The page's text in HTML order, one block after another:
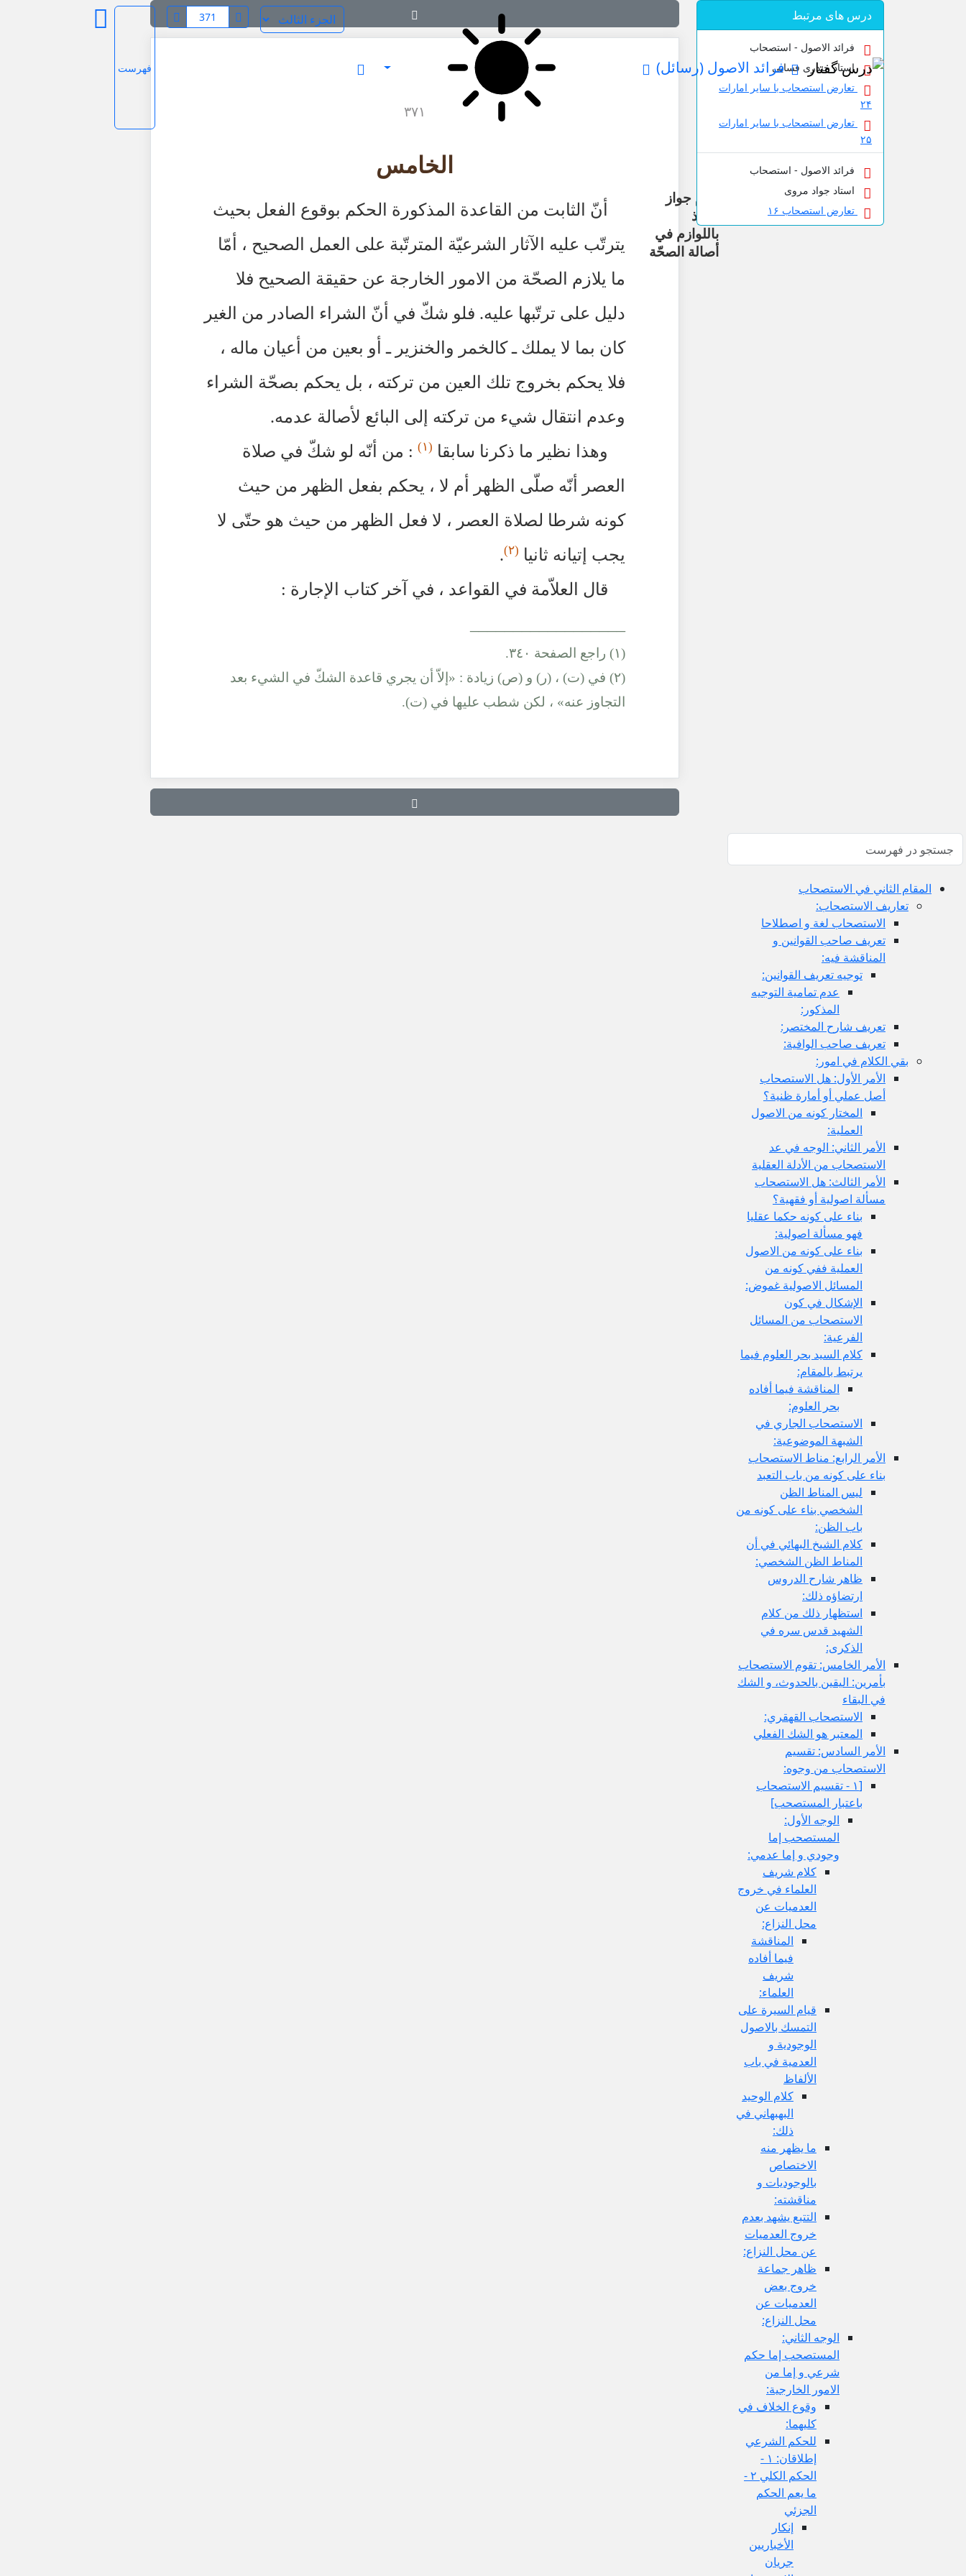
فرائد الاصول (رسائل) فهرست
٣٧١
الخامس
عدم جواز
الأخذ
باللوازم في
أصالة الصحّة
أنّ الثابت من القاعدة المذكورة الحكم بوقوع الفعل بحيث
يترتّب عليه الآثار الشرعيّة المترتّبة على العمل الصحيح ، أمّا
ما يلازم الصحّة من الامور الخارجة عن حقيقة الصحيح فلا
دليل على ترتّبها عليه. فلو شكّ في أنّ الشراء الصادر من الغير
كان بما لا يملك ـ كالخمر والخنزير ـ أو بعين من أعيان ماله ،
فلا يحكم بخروج تلك العين من تركته ، بل يحكم بصحّة الشراء
وعدم انتقال شيء من تركته إلى البائع لأصالة عدمه.
وهذا نظير ما ذكرنا سابقا (١)
: من أنّه لو شكّ في صلاة
العصر أنّه صلّى الظهر أم لا ، يحكم بفعل الظهر من حيث
كونه شرطا لصلاة العصر ، لا فعل الظهر من حيث هو حتّى لا
يجب إتيانه ثانيا (٢)
.
قال العلاّمة في القواعد ، في آخر كتاب الإجارة :
(١) راجع الصفحة ٣٤٠.
(٢) في (ت) ، (ر) و (ص) زيادة : «إلاّ أن يجري قاعدة الشكّ في الشيء بعد
التجاوز عنه» ، لكن شطب عليها في (ت).
درس های مرتبط
فرائد الاصول - استصحاب
استاد حیدری فسایی
تعارض استصحاب با سایر امارات
۲۴
تعارض استصحاب با سایر امارات
۲۵
فرائد الاصول - استصحاب
استاد جواد مروی
تعارض استصحاب ۱۶
المقام الثاني في الاستصحاب
تعاريف الاستصحاب:
الاستصحاب لغة و اصطلاحا
تعريف صاحب القوانين و
المناقشة فيه:
توجيه تعريف القوانين:
عدم تمامية التوجيه
المذكور:
تعريف شارح المختصر:
تعريف صاحب الوافية:
بقي الكلام في امور:
الأمر الأول: هل الاستصحاب
أصل عملي أو أمارة ظنية؟
المختار كونه من الاصول
العملية:
الأمر الثاني: الوجه في عد
الاستصحاب من الأدلة العقلية
الأمر الثالث: هل الاستصحاب
مسألة اصولية أو فقهية؟
بناء على كونه حكما عقليا
فهو مسألة اصولية:
بناء على كونه من الاصول
العملية ففي كونه من
المسائل الاصولية غموض:
الإشكال في كون
الاستصحاب من المسائل
الفرعية:
كلام السيد بحر العلوم فيما
يرتبط بالمقام:
المناقشة فيما أفاده
بحر العلوم:
الاستصحاب الجاري في
الشبهة الموضوعية:
الأمر الرابع: مناط الاستصحاب
بناء على كونه من باب التعبد
ليس المناط الظن
الشخصي بناء على كونه من
باب الظن:
كلام الشيخ البهائي في أن
المناط الظن الشخصي:
ظاهر شارح الدروس
ارتضاؤه ذلك:
استظهار ذلك من كلام
الشهيد قدس سره في
الذكرى:
الأمر الخامس: تقوم الاستصحاب
بأمرين: اليقين بالحدوث، و الشك
في البقاء
الاستصحاب القهقري:
المعتبر هو الشك الفعلي
الأمر السادس: تقسيم
الاستصحاب من وجوه:
[١ - تقسيم الاستصحاب
باعتبار المستصحب‏]
الوجه الأول:
المستصحب إما
وجودي و إما عدمي:
كلام شريف
العلماء في خروج
العدميات عن
محل النزاع:
المناقشة
فيما أفاده
شريف
العلماء:
قيام السيرة على
التمسك بالاصول
الوجودية و
العدمية في باب
الألفاظ
كلام الوحيد
البهبهاني في
ذلك:
ما يظهر منه
الاختصاص
بالوجوديات و
مناقشته:
التتبع يشهد بعدم
خروج العدميات
عن محل النزاع:
ظاهر جماعة
خروج بعض
العدميات عن
محل النزاع:
الوجه الثاني:
المستصحب إما حكم
شرعي و إما من
الامور الخارجية:
وقوع الخلاف في
كليهما:
للحكم الشرعي
إطلاقان: ١ -
الحكم الكلي ٢ -
ما يعم الحكم
الجزئي
إنكار
الأخباريين
جريان